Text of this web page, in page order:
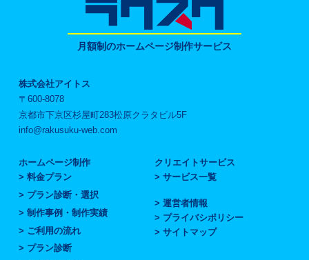
月額制のホームページ制作サービス
株式会社アイトス
〒600-8078
京都市下京区杉屋町283松原クラタビル5F
info@rakusuku-web.com
ホームページ制作
料金プラン
プラン診断・選択
制作事例・制作実績
ご利用の流れ
プラン診断
クリエイトサービス
サービス一覧
運営者情報
プライバシポリシー
サイトマップ